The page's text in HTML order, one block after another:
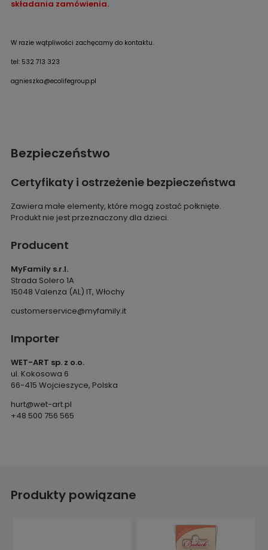
składania zamówienia.
W razie wątpliwości zachęcamy do kontaktu.
tel: 532 713 323
agnieszka@ecolifegroup.pl
Bezpieczeństwo
Certyfikaty i ostrzeżenie bezpieczeństwa
Zawiera małe elementy, które mogą zostać połknięte.
Produkt nie jest przeznaczony dla dzieci.
Producent
MyFamily s.r.l.
Strada Solero 1A
15048 Valenza (AL) IT, Włochy
customerservice@myfamily.it
Importer
WET-ART sp. z o.o.
ul. Kokosowa 6
66-415 Wojcieszyce, Polska
hurt@wet-art.pl
+48 500 756 565
Produkty powiązane